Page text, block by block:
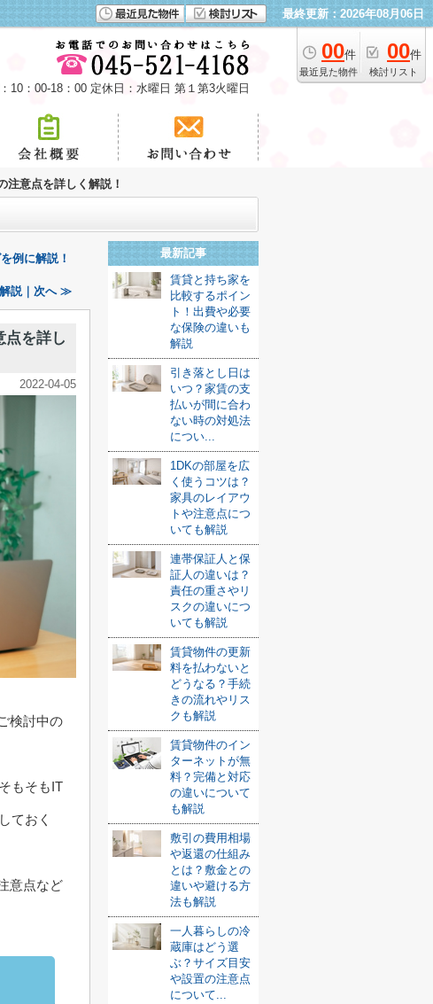
最終更新：2026年08月06日
00件
最近見た物件
00件
検討リスト
10：00-18：00 定休日：水曜日 第１第3火曜日
注意点を詳しく解説！
例に解説！
説｜次へ ≫
点を詳し
2022-04-05
検討中の
もそもIT
ておく
意点など
最新記事
賃貸と持ち家を
比較するポイン
ト！出費や必要
な保険の違いも
解説
引き落とし日は
いつ？家賃の支
払いが間に合わ
ない時の対処法
につい...
1DKの部屋を広
く使うコツは？
家具のレイアウ
トや注意点につ
いても解説
連帯保証人と保
証人の違いは？
責任の重さやリ
スクの違いにつ
いても解説
賃貸物件の更新
料を払わないと
どうなる？手続
きの流れやリス
クも解説
賃貸物件のイン
ターネットが無
料？完備と対応
の違いについて
も解説
敷引の費用相場
や返還の仕組み
とは？敷金との
違いや避ける方
法も解説
一人暮らしの冷
蔵庫はどう選
ぶ？サイズ目安
や設置の注意点
について...